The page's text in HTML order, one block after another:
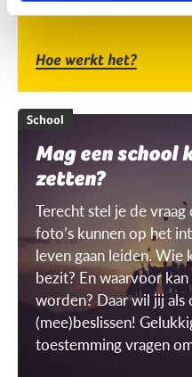
Hoe werkt het?
School
Mag een school
zetten?
Terecht stel je de
foto’s kunnen op het
leven gaan leiden.
bezit? En waarvoor
worden? Daar wil jij als
(mee)beslissen!
toestemming vragen